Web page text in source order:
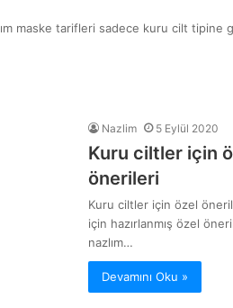
maske tarifleri sadece kuru cilt tipine
Nazlim 5 Eylül 2020
Kuru ciltler için
önerileri
Kuru ciltler için özel
için hazırlanmış özel
nazlım…
Devamını Oku »